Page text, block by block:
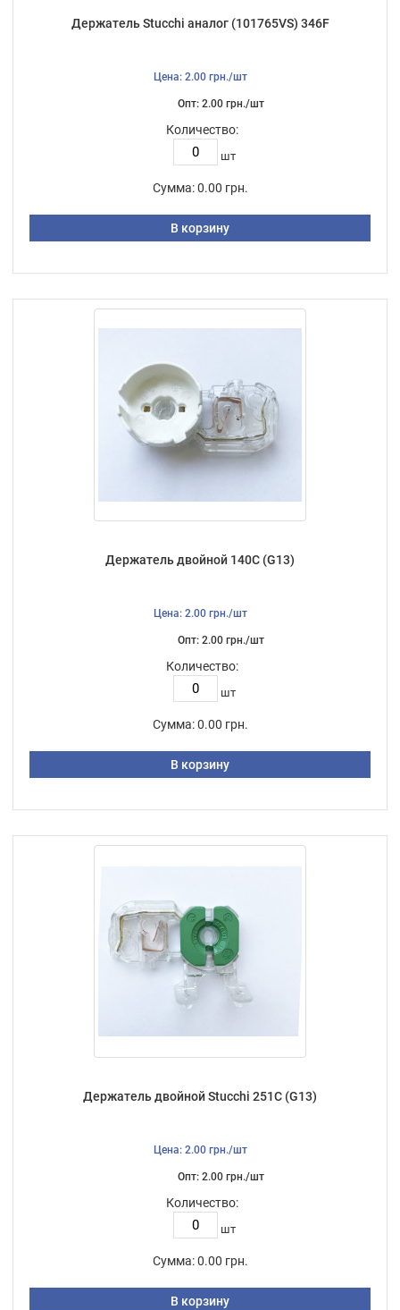
Держатель Stucchi аналог (101765VS) 346F
Цена: 2.00 грн./шт
Опт: 2.00 грн./шт
Количество:
шт
Сумма: 0.00 грн.
В корзину
Держатель двойной 140С (G13)
Цена: 2.00 грн./шт
Опт: 2.00 грн./шт
Количество:
шт
Сумма: 0.00 грн.
В корзину
Держатель двойной Stucchi 251C (G13)
Цена: 2.00 грн./шт
Опт: 2.00 грн./шт
Количество:
шт
Сумма: 0.00 грн.
В корзину